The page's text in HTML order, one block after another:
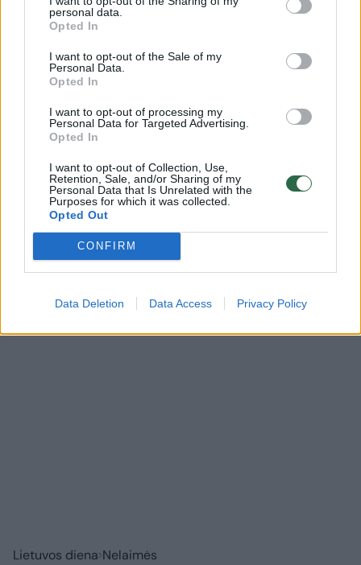
personal data.
Opted In
I want to opt-out of the Sale of my
Personal Data.
Opted In
I want to opt-out of processing my
Personal Data for Targeted Advertising.
Opted In
I want to opt-out of Collection, Use,
Retention, Sale, and/or Sharing of my
Personal Data that Is Unrelated with the
Purposes for which it was collected.
Opted Out
CONFIRM
Data Deletion Data Access Privacy Policy
Rodyti daugiau žymių
Komentuoti po šiuo straipsniu
Komentuoti gali tik Lrytas registruoti vartotojai.
Prisijunkite prie registruotų vartotojų
bendruomenės ir bendraukite komentaruose!
Prisijungti komentatoriams
Lietuvos diena Nelaimės